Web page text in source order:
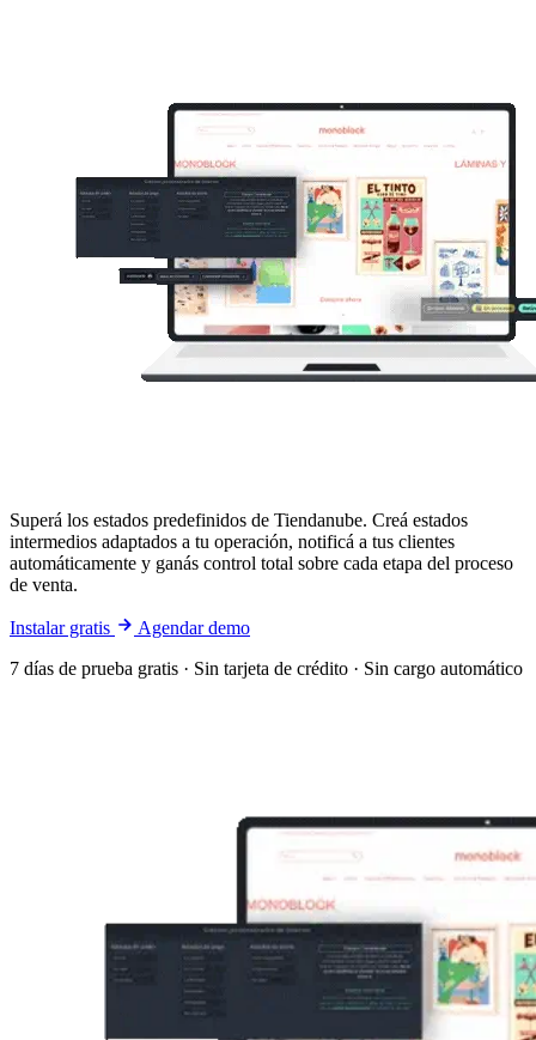
Superá los estados predefinidos de Tiendanube. Creá estados
intermedios adaptados a tu operación, notificá a tus clientes
automáticamente y ganás control total sobre cada etapa del proceso
de venta.
Instalar gratis
Agendar demo
7 días de prueba gratis · Sin tarjeta de crédito · Sin cargo automático